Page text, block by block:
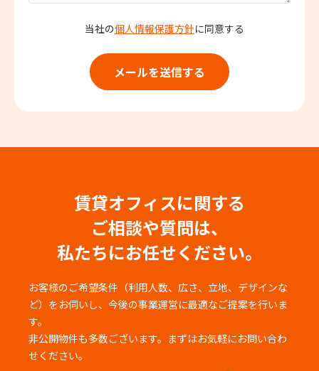
当社の個人情報保護方針に同意する
賃貸オフィスに関する
ご相談や質問は、
私たちにお任せください。
お客様のご希望条件（利用人数、広さ、立地、デザインな
ど）をお伺いし、 今後の事業運営に最適なご提案を行いま
す。
非公開物件も多数ございます。まずはお気軽にお問い合わ
せください。